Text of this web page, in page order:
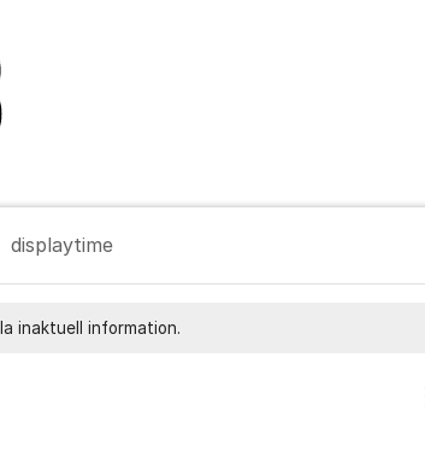
displaytime
inaktuell information.